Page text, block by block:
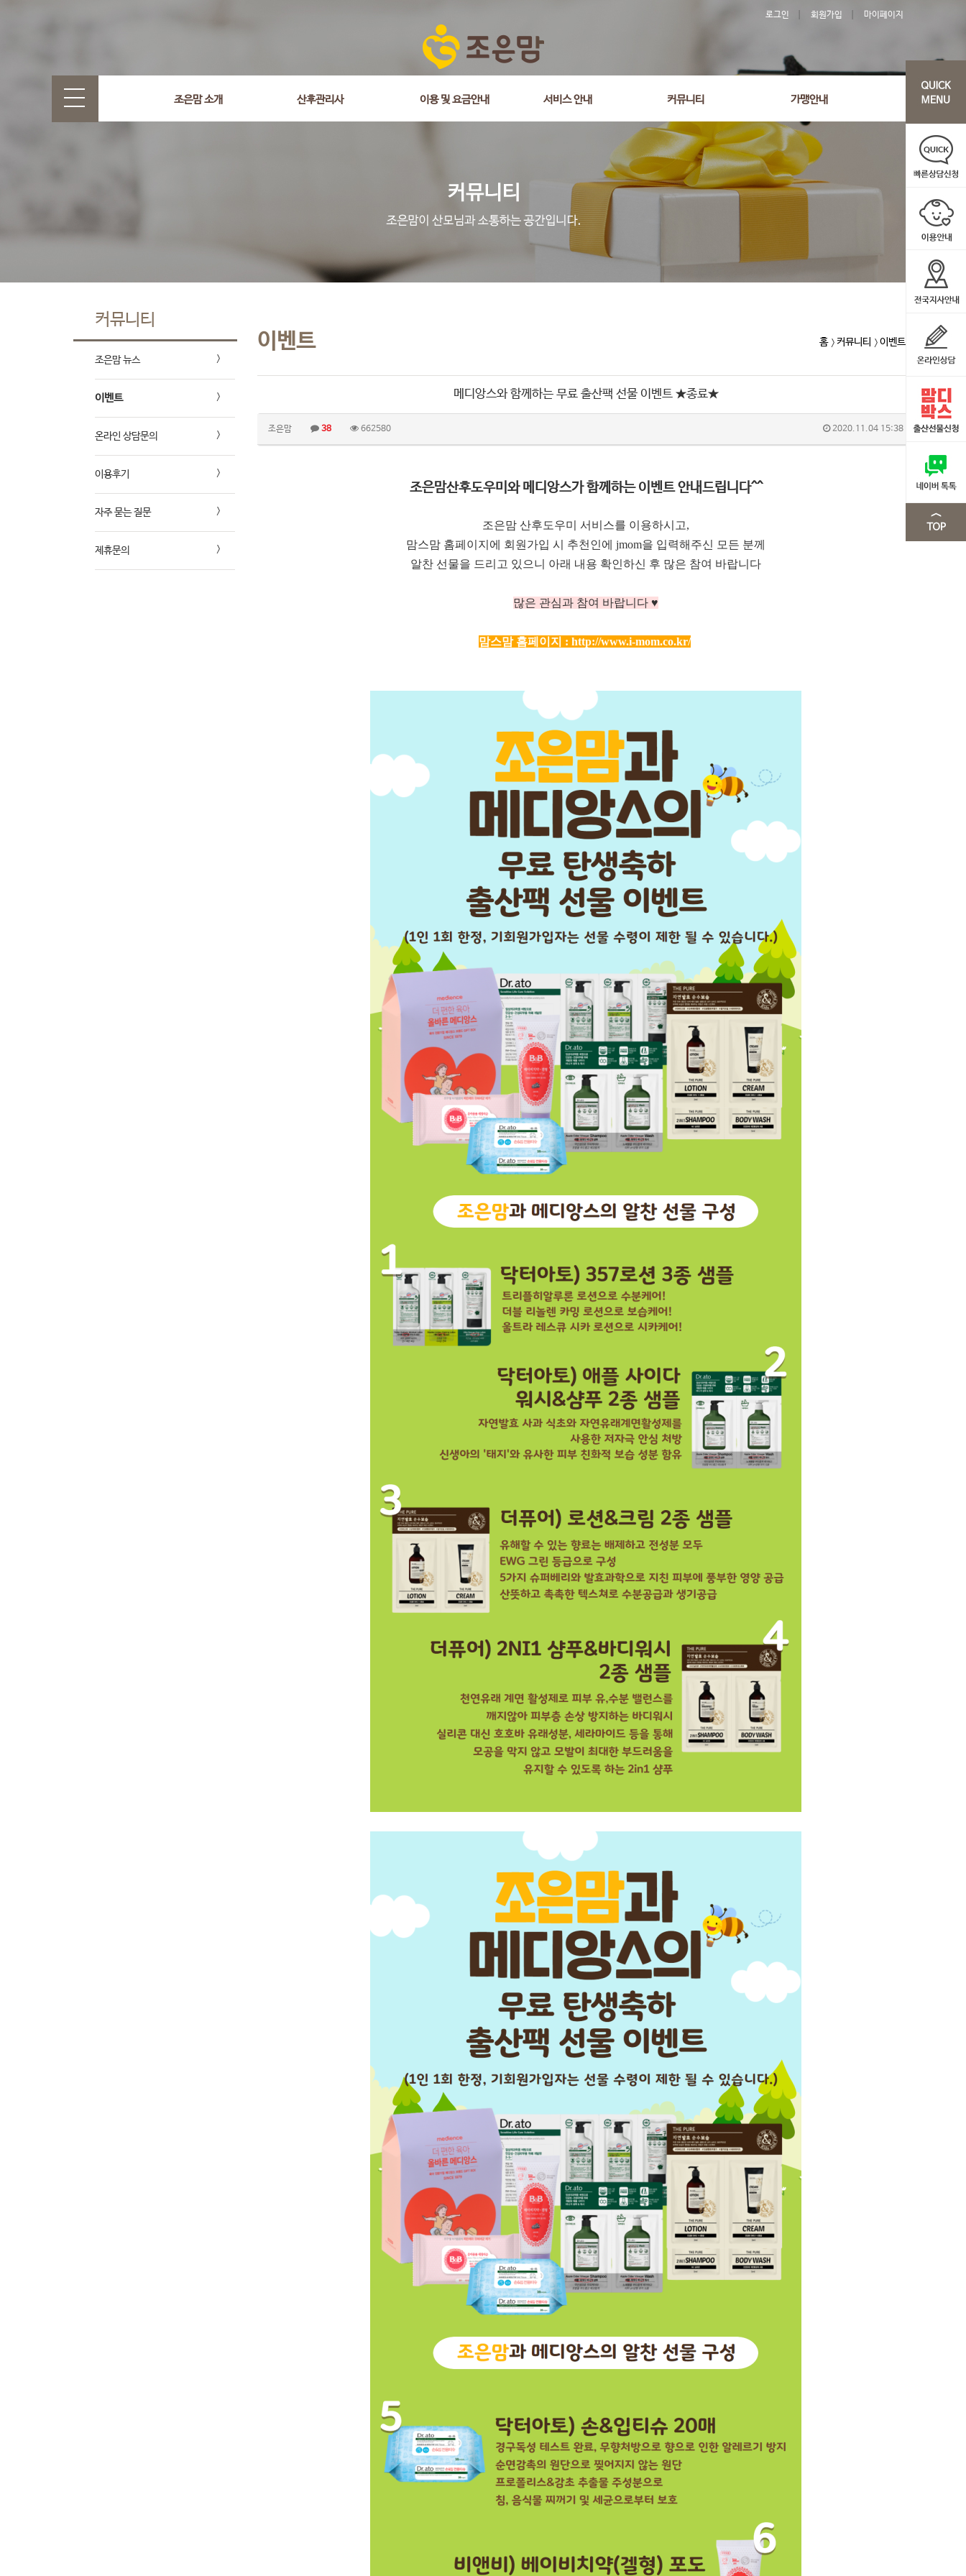
로그인 회원가입 마이페이지
조은맘 소개 산후관리사 이용 및 요금안내 서비스 안내 커뮤니티 가맹안내
커뮤니티
조은맘 뉴스
이벤트
온라인 상담문의
이용후기
자주 묻는 질문
제휴문의
이벤트 홈 커뮤니티 이벤트
메디앙스와 함께하는 무료 출산팩 선물 이벤트 ★종료★
조은맘 38 662580 2020.11.04 15:38
조은맘산후도우미와 메디앙스가 함께하는 이벤트 안내드립니다^^
조은맘 산후도우미 서비스를 이용하시고,
맘스맘 홈페이지에 회원가입 시 추천인에 jmom을 입력해주신 모든 분께
알찬 선물을 드리고 있으니 아래 내용 확인하신 후 많은 참여 바랍니다
많은 관심과 참여 바랍니다 ♥
맘스맘 홈페이지 : http://www.i-mom.co.kr/